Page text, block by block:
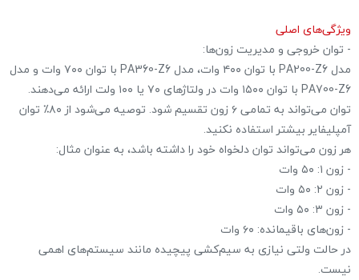
ویژگی‌های اصلی
- توان خروجی و مدیریت زون‌ها:
مدل PA200-Z6 با توان ۴۰۰ وات، مدل PA360-Z6 با توان ۷۰۰ وات و مدل
PA700-Z6 با توان ۱۵۰۰ وات در ولتاژهای ۷۰ یا ۱۰۰ ولت ارائه می‌دهند.
توان می‌تواند به تمامی ۶ زون تقسیم شود. توصیه می‌شود از ۸۰٪ توان
آمپلیفایر بیشتر استفاده نکنید.
هر زون می‌تواند توان دلخواه خود را داشته باشد، به عنوان مثال:
- زون ۱: ۵۰ وات
- زون ۲: ۵۰ وات
- زون ۳: ۵۰ وات
- زون‌های باقیمانده: ۶۰ وات
در حالت ولتی نیازی به سیم‌کشی پیچیده مانند سیستم‌های اهمی
نیست.